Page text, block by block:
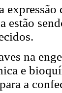
estão
na
e
a